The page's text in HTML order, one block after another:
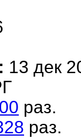
13 дек
раз.
раз.